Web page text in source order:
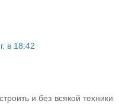
в 18:42
и без всякой техники